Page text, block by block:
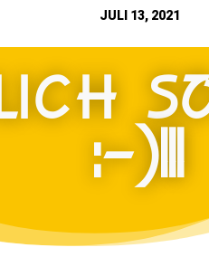
JULI 13, 2021
:-)!!!